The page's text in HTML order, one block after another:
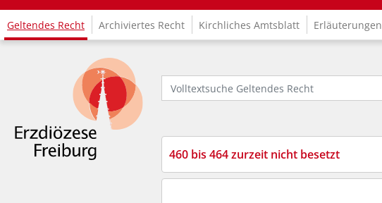
Logo Fachinformationssystem Kirchenrecht
Geltendes Recht Archiviertes Recht Kirchliches Amtsblatt Erläuterungen
Volltextsuche Geltendes Recht
460 bis 464 zurzeit nicht besetzt